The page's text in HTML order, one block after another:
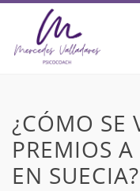
¿CÓMO SE
PREMIOS
EN SUECIA?